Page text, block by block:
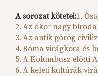
A sorozat kötetei:1.
2. Az ókor nagy
3. Az antik görög
4. Róma virágkora és
5. A Kolumbusz előtti
6. A keleti kultúrák